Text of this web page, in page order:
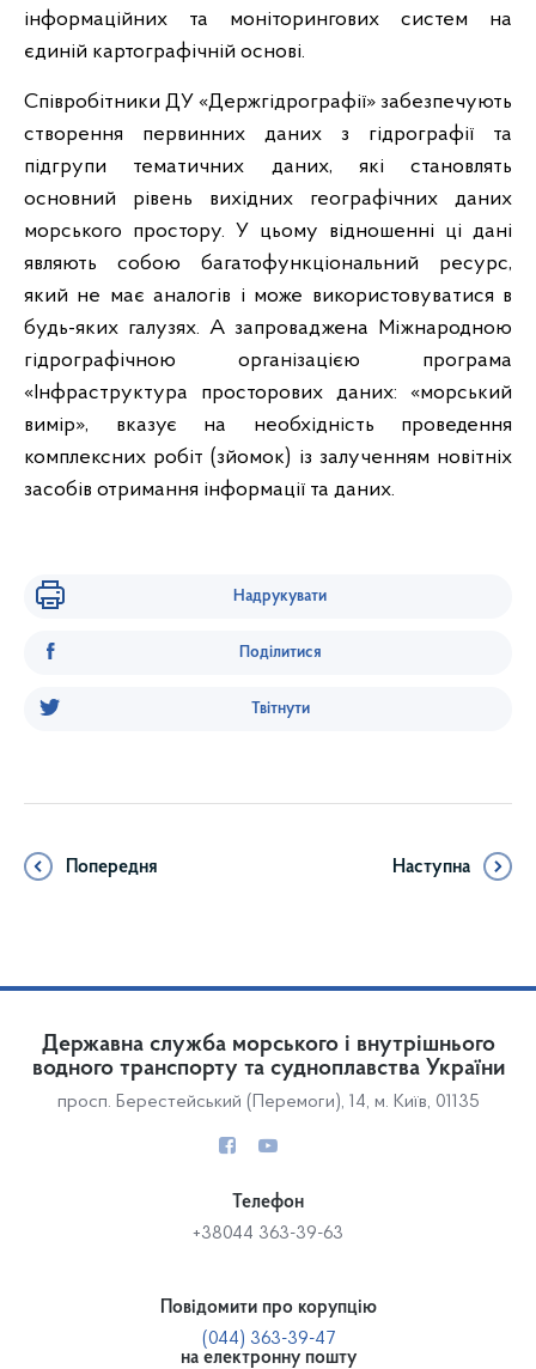
інформаційних та моніторингових систем на
єдиній картографічній основі.
Співробітники ДУ «Держгідрографії» забезпечують
створення первинних даних з гідрографії та
підгрупи тематичних даних, які становлять
основний рівень вихідних географічних даних
морського простору. У цьому відношенні ці дані
являють собою багатофункціональний ресурс,
який не має аналогів і може використовуватися в
будь-яких галузях. А запроваджена Міжнародною
гідрографічною організацією програма
«Інфраструктура просторових даних: «морський
вимір», вказує на необхідність проведення
комплексних робіт (зйомок) із залученням новітніх
засобів отримання інформації та даних.
Надрукувати
Поділитися
Твітнути
Попередня Наступна
Державна служба морського і внутрішнього
водного транспорту та судноплавства України
просп. Берестейський (Перемоги), 14, м. Київ, 01135
Телефон
+38044 363-39-63
Повідомити про корупцію
(044) 363-39-47
на електронну пошту